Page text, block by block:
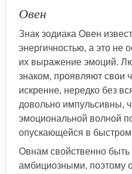
Овен
Знак зодиака Овен
энергичностью, а это не
их выражение эмоций.
знаком, проявляют свои
искренне, нередко без
довольно импульсивны,
эмоциональной волной
опускающейся в
Овнам свойственно быть
амбициозными, поэтому